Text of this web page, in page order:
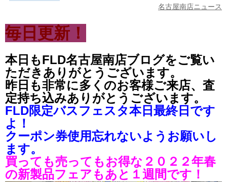
名古屋南店ニュース
毎日更新！
本日もFLD名古屋南店ブログをご覧い
ただきありがとうございます。
昨日も非常に多くのお客様ご来店、査
定持ち込みありがとうございます。
FLD限定バスフェスタ本日最終日です
よ！
クーポン券使用忘れないようお願いし
ます。
買っても売ってもお得な２０２２年春
の新製品フェアもあと１週間です！